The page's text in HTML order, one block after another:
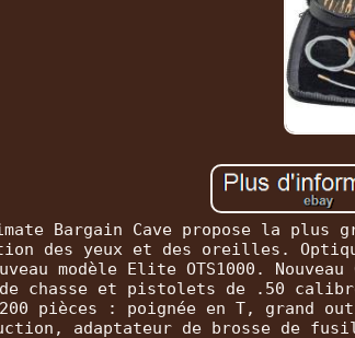
Bargain Cave propose la plus
des yeux et des oreilles.
modèle Elite OTS1000.
chasse et pistolets de .50 calibre
pièces : poignée en T,
adaptateur de brosse de